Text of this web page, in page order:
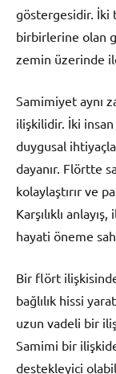
göstergesidir. İki
birbirlerine olan
zemin üzerinde
Samimiyet aynı
ilişkilidir. İki
duygusal
dayanır. Flörtte
kolaylaştırır ve
Karşılıklı
hayati öneme
Bir flört
bağlılık hissi
uzun vadeli bir
Samimi bir
destekleyici